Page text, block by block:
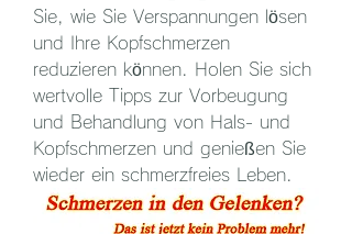
Sie, wie Sie Verspannungen lösen
und Ihre Kopfschmerzen
reduzieren können. Holen Sie sich
wertvolle Tipps zur Vorbeugung
und Behandlung von Hals- und
Kopfschmerzen und genießen Sie
wieder ein schmerzfreies Leben.